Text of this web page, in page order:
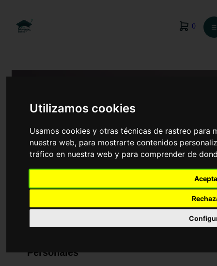
Utilizamos cookies
Usamos cookies y otras técnicas de rastreo para
nuestra web, para mostrarte contenidos
tráfico en nuestra web y para comprender de
0 ☰
Derecho
Especialización en Legislación y
Personales